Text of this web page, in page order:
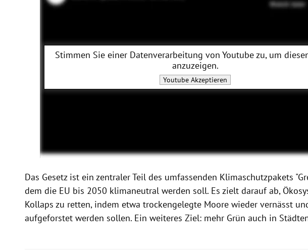
Stimmen Sie einer Datenverarbeitung vonYoutubezu, um
anzuzeigen.
Youtube Akzeptieren
Das Gesetz ist ein zentraler Teil des umfassenden Klimaschutzpakets
dem die EU bis 2050 klimaneutral werden soll. Es zielt darauf ab,
Kollaps zu retten, indem etwa trockengelegte Moore wieder vernässt
aufgeforstet werden sollen. Ein weiteres Ziel: mehr Grün auch in